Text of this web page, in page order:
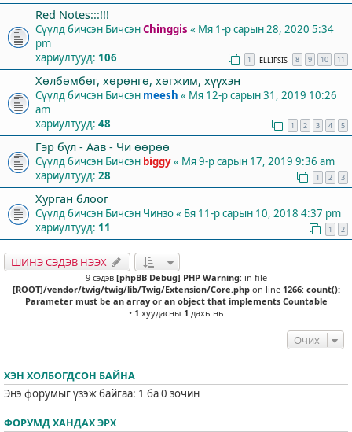
Red Notes:::!!!
Сүүлд бичсэн БичсэнChinggis « Мя 1-р сарын 28, 2020 5:34
pm
хариултууд: 106 1 ELLIPSIS 8 9 10 11
Хөлбөмбөг, хөрөнгө, хөгжим, хүүхэн
Сүүлд бичсэн Бичсэн meesh « Мя 12-р сарын 31, 2019 10:26
am
хариултууд: 48 1 2 3 4 5
Гэр бүл - Аав - Чи өөрөө
Сүүлд бичсэн Бичсэн biggy« Мя 9-р сарын 17, 2019 9:36 am
хариултууд: 28 1 2 3
Хурган блоог
Сүүлд бичсэн Бичсэн Чинзо« Бя 11-р сарын 10, 2018 4:37 pm
хариултууд: 11 1 2
ШИНЭ СЭДЭВ НЭЭХ
9 сэдэв [phpBB Debug] PHP Warning: in file
[ROOT]/vendor/twig/twig/lib/Twig/Extension/Core.phpon line 1266: count():
Parameter must be an array or an object that implements Countable
• 1 хуудасны 1 дахь нь
Очих
ХЭН ХОЛБОГДСОН БАЙНА
Энэ форумыг үзэж байгаа: 1 ба 0 зочин
ФОРУМД ХАНДАХ ЭРХ